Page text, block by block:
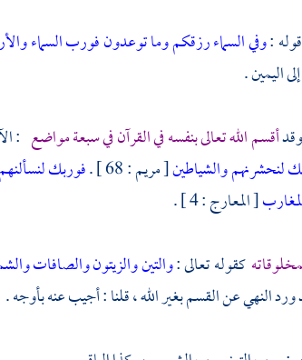
:وفي السماء رزقكم وما توعدون فورب السماء
اليمين .
أقسم الله تعالى بنفسه في القرآن في سبعة مواضع :
لنحشرنهم والشياطين[ مريم : 68 ] . فوربك
[ المعارج : 4 ] .
كقوله تعالى :والتين والزيتونوالصافات
النهي عن القسم بغير الله ، قلنا : أجيب عنه بأوجه .